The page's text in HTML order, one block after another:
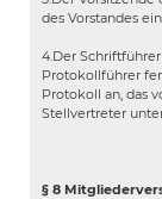
des Vorstandes
4.Der
Protokollführer
Protokoll an, das
Stellvertreter
§ 8